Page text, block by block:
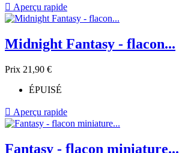
 Aperçu rapide
Midnight Fantasy - flacon...
Prix 21,90 €
ÉPUISÉ
 Aperçu rapide
Fantasy - flacon miniature...